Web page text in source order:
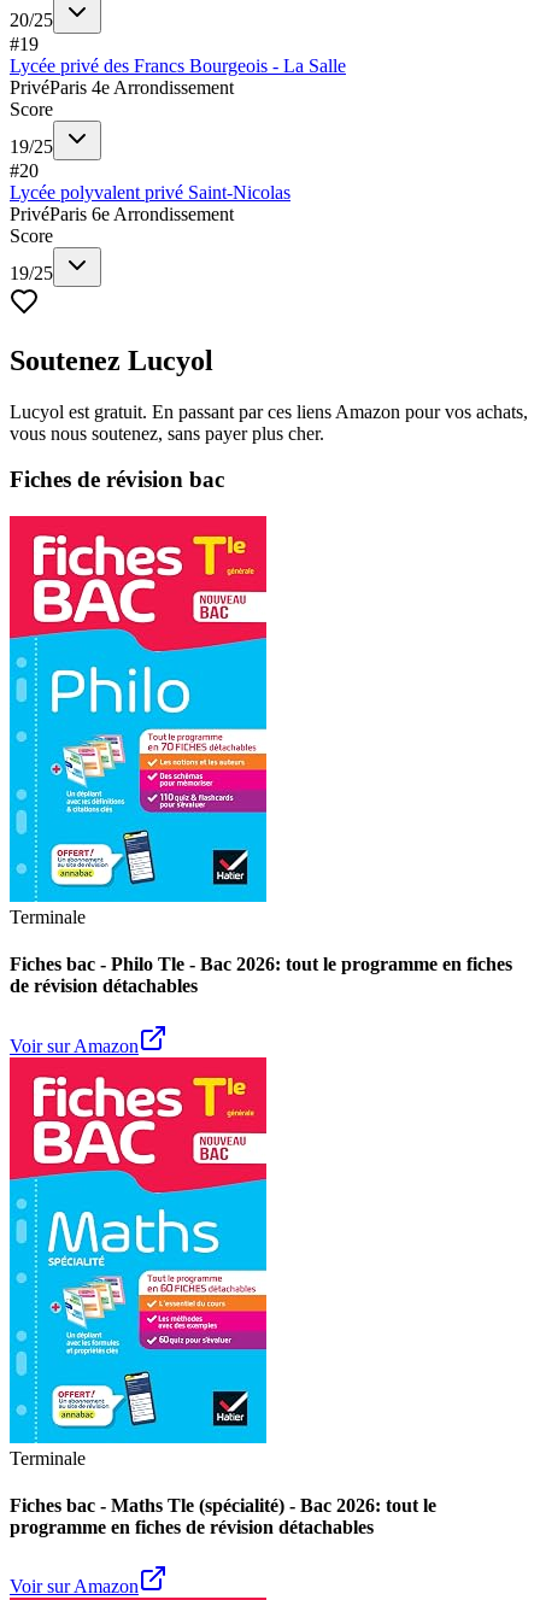
20/25
#19
Lycée privé des Francs Bourgeois - La Salle
PrivéParis 4e Arrondissement
Score
19/25
#20
Lycée polyvalent privé Saint-Nicolas
PrivéParis 6e Arrondissement
Score
19/25
Soutenez Lucyol
Lucyol est gratuit. En passant par ces liens Amazon pour vos achats,
vous nous soutenez, sans payer plus cher.
Fiches de révision bac
Terminale
Fiches bac - Philo Tle - Bac 2026: tout le programme en fiches
de révision détachables
Voir sur Amazon
Terminale
Fiches bac - Maths Tle (spécialité) - Bac 2026: tout le
programme en fiches de révision détachables
Voir sur Amazon